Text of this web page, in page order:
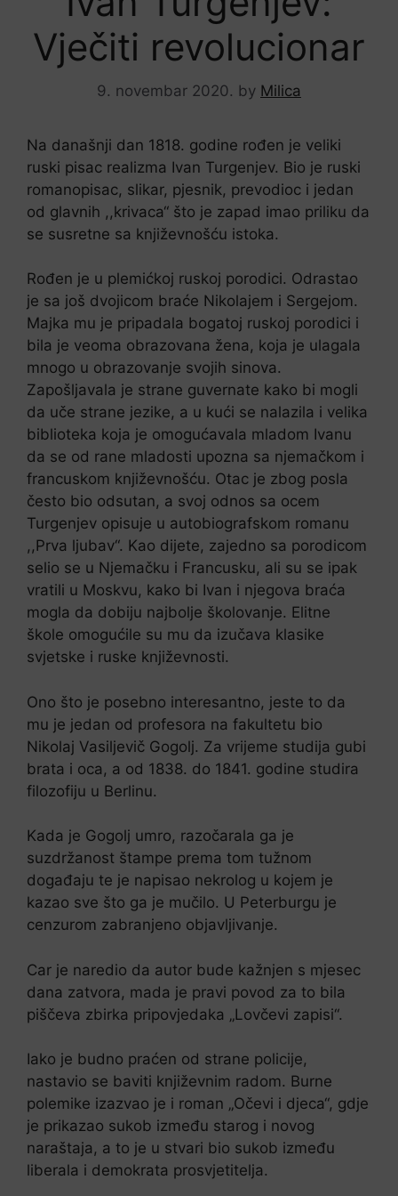
Vječiti revolucionar
9. novembar 2020. by Milica
Na današnji dan 1818. godine rođen je veliki
ruski pisac realizma Ivan Turgenjev. Bio je ruski
romanopisac, slikar, pjesnik, prevodioc i jedan
od glavnih ,,krivaca“ što je zapad imao priliku da
se susretne sa književnošću istoka.
Rođen je u plemićkoj ruskoj porodici. Odrastao
je sa još dvojicom braće Nikolajem i Sergejom.
Majka mu je pripadala bogatoj ruskoj porodici i
bila je veoma obrazovana žena, koja je ulagala
mnogo u obrazovanje svojih sinova.
Zapošljavala je strane guvernate kako bi mogli
da uče strane jezike, a u kući se nalazila i velika
biblioteka koja je omogućavala mladom Ivanu
da se od rane mladosti upozna sa njemačkom i
francuskom književnošću. Otac je zbog posla
često bio odsutan, a svoj odnos sa ocem
Turgenjev opisuje u autobiografskom romanu
,,Prva ljubav“. Kao dijete, zajedno sa porodicom
selio se u Njemačku i Francusku, ali su se ipak
vratili u Moskvu, kako bi Ivan i njegova braća
mogla da dobiju najbolje školovanje. Elitne
škole omogućile su mu da izučava klasike
svjetske i ruske književnosti.
Ono što je posebno interesantno, jeste to da
mu je jedan od profesora na fakultetu bio
Nikolaj Vasiljevič Gogolj. Za vrijeme studija gubi
brata i oca, a od 1838. do 1841. godine studira
filozofiju u Berlinu.
Kada je Gogolj umro, razočarala ga je
suzdržanost štampe prema tom tužnom
događaju te je napisao nekrolog u kojem je
kazao sve što ga je mučilo. U Peterburgu je
cenzurom zabranjeno objavljivanje.
Car je naredio da autor bude kažnjen s mjesec
dana zatvora, mada je pravi povod za to bila
piščeva zbirka pripovjedaka „Lovčevi zapisi“.
Iako je budno praćen od strane policije,
nastavio se baviti književnim radom. Burne
polemike izazvao je i roman „Očevi i djeca“, gdje
je prikazao sukob između starog i novog
naraštaja, a to je u stvari bio sukob između
liberala i demokrata prosvjetitelja.